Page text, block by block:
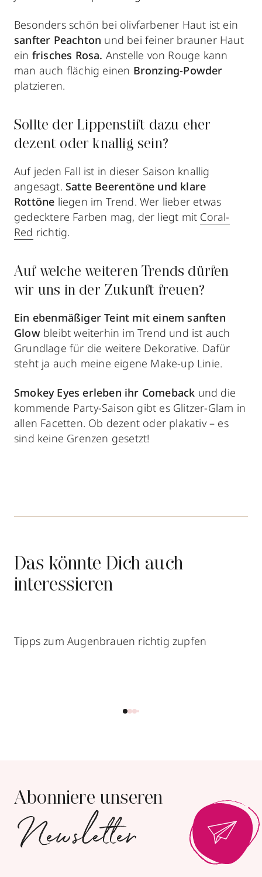
Besonders schön bei olivfarbener Haut ist ein
sanfter Peachton und bei feiner brauner Haut
ein frisches Rosa. Anstelle von Rouge kann
man auch flächig einen Bronzing-Powder
platzieren.
Sollte der Lippenstift dazu eher
dezent oder knallig sein?
Auf jeden Fall ist in dieser Saison knallig
angesagt. Satte Beerentöne und klare
Rottöne liegen im Trend. Wer lieber etwas
gedecktere Farben mag, der liegt mit Coral-
Red richtig.
Auf welche weiteren Trends dürfen
wir uns in der Zukunft freuen?
Ein ebenmäßiger Teint mit einem sanften
Glowbleibt weiterhin im Trend und ist auch
Grundlage für die weitere Dekorative. Dafür
steht ja auch meine eigene Make-up Linie.
Smokey Eyes erleben ihr Comeback und die
kommende Party-Saison gibt es Glitzer-Glam in
allen Facetten. Ob dezent oder plakativ – es
sind keine Grenzen gesetzt!
Das könnte Dich auch
interessieren
Tipps zum Augenbrauen richtig zupfen
Abonniere unseren
Newsletter